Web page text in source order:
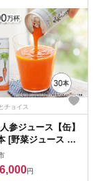
フト お取り寄せグ
ュース 果実セット
埼玉県
チョイス
参ジュース【缶】
[野菜ジュース に
ース 人参ジュース
栄養機能食品 ビ
康 砂糖不使用 甘
円